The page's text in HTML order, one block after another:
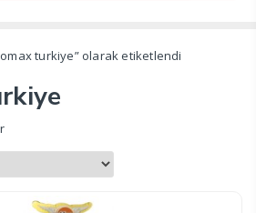
turkiye” olarak etiketlendi